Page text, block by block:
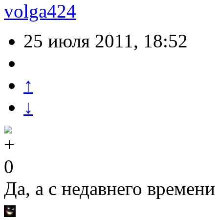
volga424
25 июля 2011, 18:52
↑
↓
0
Да, а с недавнего